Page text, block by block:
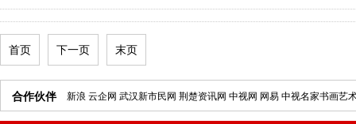
首页 下一页 末页
合作伙伴 新浪 云企网 武汉新市民网 荆楚资讯网 中视网 网易 中视名家书画艺